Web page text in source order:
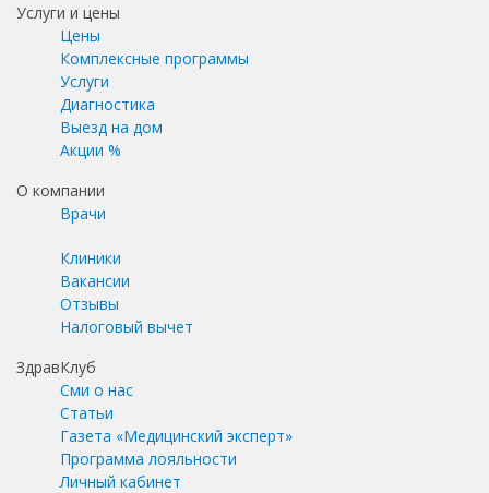
Услуги и цены
Цены
Комплексные программы
Услуги
Диагностика
Выезд на дом
Акции %
О компании
Врачи
Клиники
Вакансии
Отзывы
Налоговый вычет
ЗдравКлуб
Сми о нас
Статьи
Газета «Медицинский эксперт»
Программа лояльности
Личный кабинет